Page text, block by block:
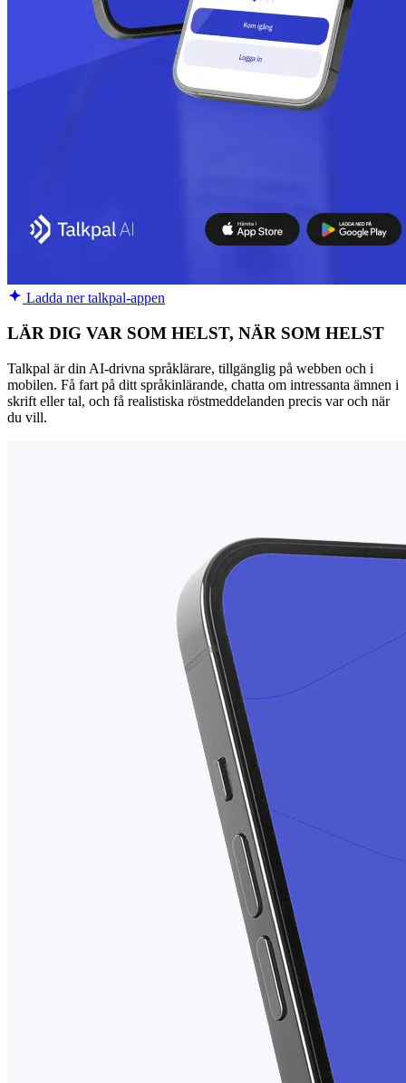
Ladda ner talkpal-appen
LÄR DIG VAR SOM HELST, NÄR SOM HELST
Talkpal är din AI-drivna språklärare, tillgänglig på webben och i
mobilen. Få fart på ditt språkinlärande, chatta om intressanta ämnen i
skrift eller tal, och få realistiska röstmeddelanden precis var och när
du vill.